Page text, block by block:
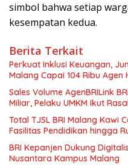
simbol bahwa setiap
kesempatan kedua.
Berita Terkait
Perkuat Inklusi Keuangan,
Malang Capai 104 Ribu Agen
Sales Volume AgenBRILink
Miliar, Pelaku UMKM Ikut
Total TJSL BRI Malang Kawi
Fasilitas Pendidikan hingga
BRI Kepanjen Dukung
Nusantara Kampus Malang